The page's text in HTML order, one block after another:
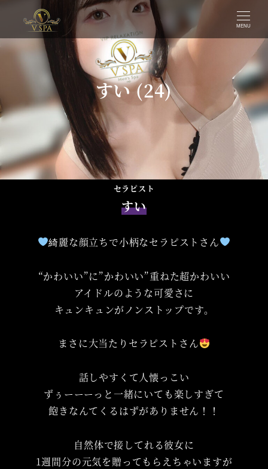
MENU
すい (24)
セラピスト
すい
綺麗な顔立ちで小柄なセラピストさん
“かわいい”に”かわいい”重ねた超かわいい
アイドルのような可愛さに
キュンキュンがノンストップです。
まさに大当たりセラピストさん
話しやすくて人懐っこい
ずぅーーーっと一緒にいても楽しすぎて
飽きなんてくるはずがありません！！
自然体で接してれる彼女に
1週間分の元気を贈ってもらえちゃいますが